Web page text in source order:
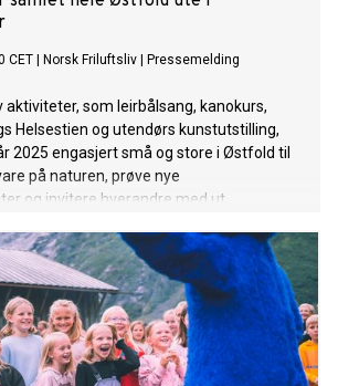
CET Norsk Friluftsliv Pressemelding
aktiviteter, som leirbålsang, kanokurs,
Helsestien og utendørs kunstutstilling,
2025 engasjert små og store i Østfold til
på naturen, prøve nye
og invitere hverandre med ut.